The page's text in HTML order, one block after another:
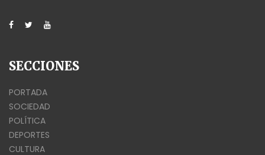
SECCIONES
PORTADA
SOCIEDAD
POLÍTICA
DEPORTES
CULTURA